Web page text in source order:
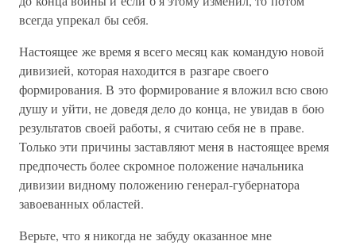
всегда упрекал бы себя.
Настоящее же время я всего месяц как командую новой
дивизией, которая находится в разгаре своего
формирования. В это формирование я вложил всю свою
душу и уйти, не доведя дело до конца, не увидав в бою
результатов своей работы, я считаю себя не в праве.
Только эти причины заставляют меня в настоящее время
предпочесть более скромное положение начальника
дивизии видному положению генерал-губернатора
завоеванных областей.
Верьте, что я никогда не забуду оказанное мне